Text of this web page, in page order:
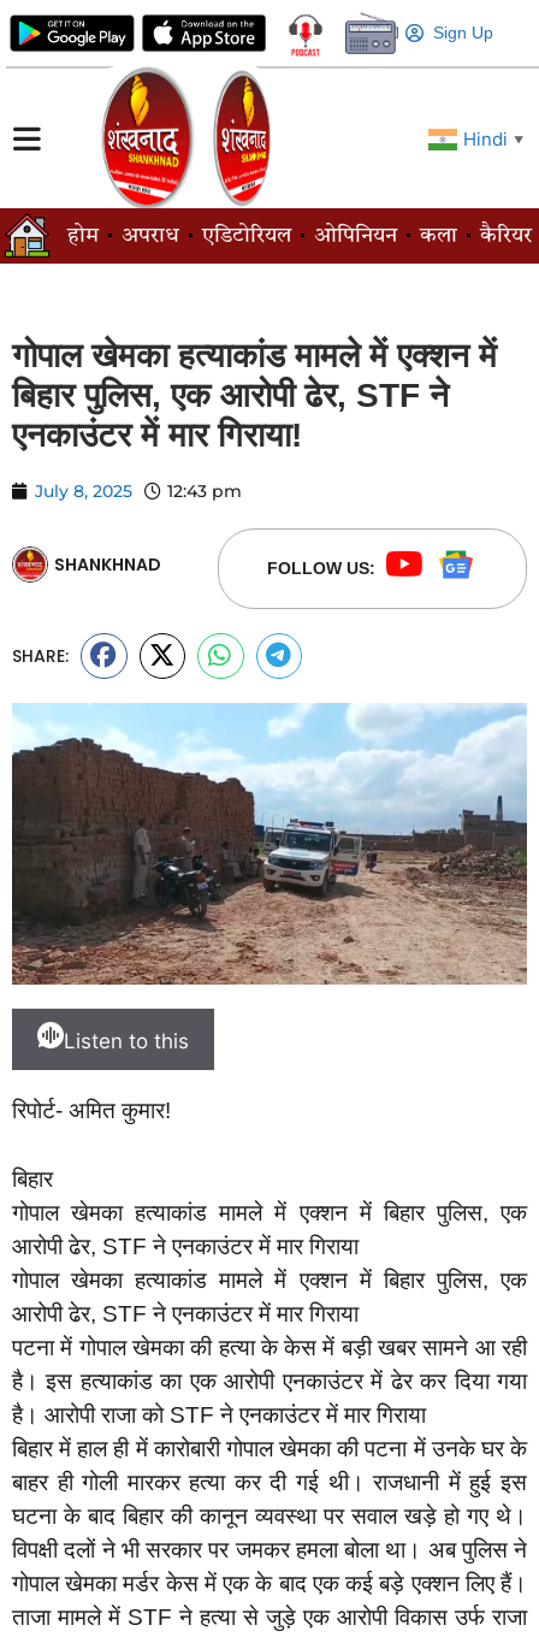
Sign Up
Hindi ▼
होम अपराध एडिटोरियल ओपिनियन कला कैरियर
गोपाल खेमका हत्याकांड मामले में एक्शन में
बिहार पुलिस, एक आरोपी ढेर, STF ने
एनकाउंटर में मार गिराया!
July 8, 2025 12:43 pm
SHANKHNAD FOLLOW US:
SHARE:
Listen to this
रिपोर्ट- अमित कुमार!
बिहार
गोपाल खेमका हत्याकांड मामले में एक्शन में बिहार पुलिस, एक
आरोपी ढेर, STF ने एनकाउंटर में मार गिराया
गोपाल खेमका हत्याकांड मामले में एक्शन में बिहार पुलिस, एक
आरोपी ढेर, STF ने एनकाउंटर में मार गिराया
पटना में गोपाल खेमका की हत्या के केस में बड़ी खबर सामने आ रही
है। इस हत्याकांड का एक आरोपी एनकाउंटर में ढेर कर दिया गया
है। आरोपी राजा को STF ने एनकाउंटर में मार गिराया
बिहार में हाल ही में कारोबारी गोपाल खेमका की पटना में उनके घर के
बाहर ही गोली मारकर हत्या कर दी गई थी। राजधानी में हुई इस
घटना के बाद बिहार की कानून व्यवस्था पर सवाल खड़े हो गए थे।
विपक्षी दलों ने भी सरकार पर जमकर हमला बोला था। अब पुलिस ने
गोपाल खेमका मर्डर केस में एक के बाद एक कई बड़े एक्शन लिए हैं।
ताजा मामले में STF ने हत्या से जुड़े एक आरोपी विकास उर्फ राजा